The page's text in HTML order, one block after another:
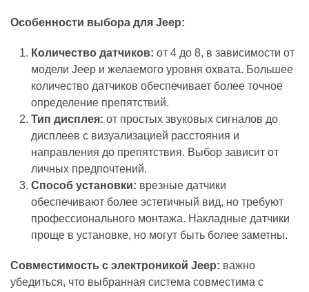
Особенности выбора для Jeep:
Количество датчиков: от 4 до 8, в зависимости от
модели Jeep и желаемого уровня охвата. Большее
количество датчиков обеспечивает более точное
определение препятствий.
Тип дисплея: от простых звуковых сигналов до
дисплеев с визуализацией расстояния и
направления до препятствия. Выбор зависит от
личных предпочтений.
Способ установки: врезные датчики
обеспечивают более эстетичный вид, но требуют
профессионального монтажа. Накладные датчики
проще в установке, но могут быть более заметны.
Совместимость с электроникой Jeep: важно
убедиться, что выбранная система совместима с